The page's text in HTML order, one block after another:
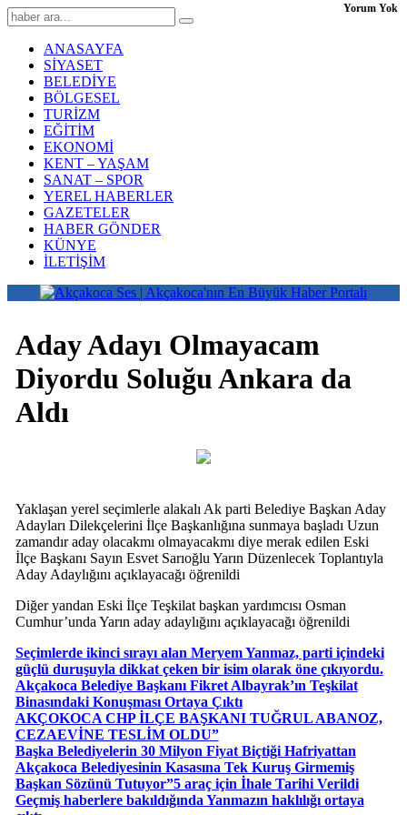
ANASAYFA
SİYASET
BELEDİYE
BÖLGESEL
TURİZM
EĞİTİM
EKONOMİ
KENT – YAŞAM
SANAT – SPOR
YEREL HABERLER
GAZETELER
HABER GÖNDER
KÜNYE
İLETİŞİM
Aday Adayı Olmayacam
Diyordu Soluğu Ankara da
Aldı
Yaklaşan yerel seçimlerle alakalı Ak parti Belediye Başkan Aday
Adayları Dilekçelerini İlçe Başkanlığına sunmaya başladı Uzun
zamandır aday olacakmı olmayacakmı diye merak edilen Eski
İlçe Başkanı Sayın Esvet Sarıoğlu Yarın Düzenlecek Toplantıyla
Aday Adaylığını açıklayacağı öğrenildi
Diğer yandan Eski İlçe Teşkilat başkan yardımcısı Osman
Cumhur’unda Yarın aday adaylığını açıklayacağı öğrenildi
Seçimlerde ikinci sırayı alan Meryem Yanmaz, parti içindeki
güçlü duruşuyla dikkat çeken bir isim olarak öne çıkıyordu.
Akçakoca Belediye Başkanı Fikret Albayrak’ın Teşkilat
Binasındaki Konuşması Ortaya Çıktı
AKÇOKOCA CHP İLÇE BAŞKANI TUĞRUL ABANOZ,
CEZAEVİNE TESLİM OLDU”
Başka Belediyelerin 30 Milyon Fiyat Biçtiği Hafriyattan
Akçakoca Belediyesinin Kasasına Tek Kuruş Girmemiş
Başkan Sözünü Tutuyor”5 araç için İhale Tarihi Verildi
Geçmiş haberlere bakıldığında Yanmazın haklılığı ortaya
Yorum Yok